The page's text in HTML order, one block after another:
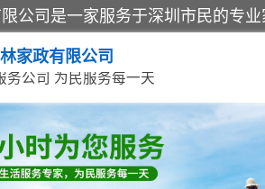
家政有限公司
务公司 为民服务每一天